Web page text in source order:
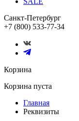
Санкт-Петербург
+7 (800) 533-77-34
Корзина
Корзина пуста
Главная
Реквизиты